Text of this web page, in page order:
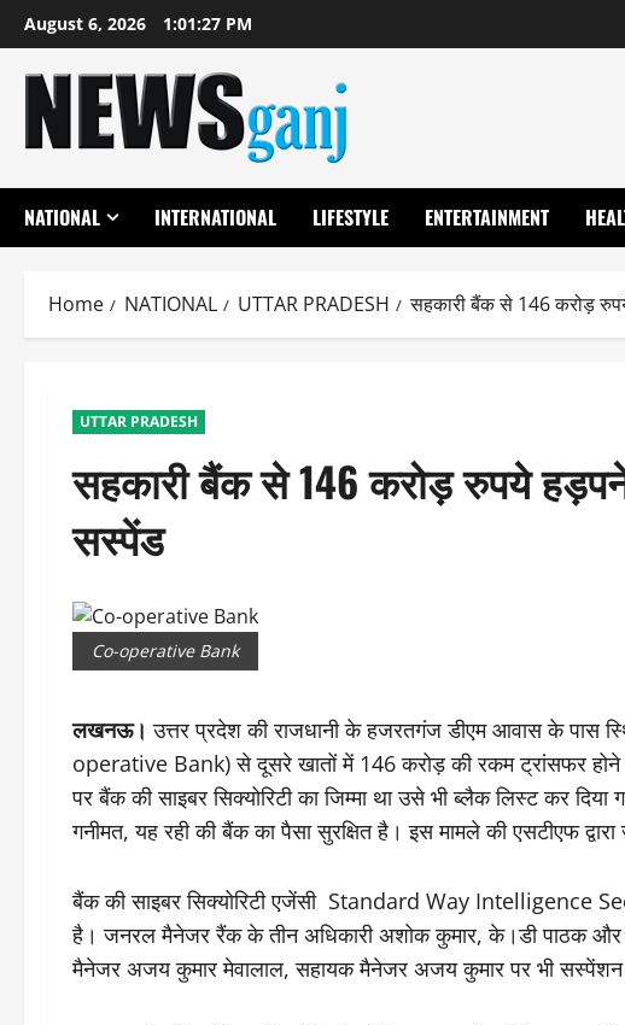
Skip
to
content
August 6, 2026 1:01:28 PM
NATIONAL INTERNATIONAL LIFESTYLE ENTERTAINMENT
Home NATIONAL UTTAR PRADESH सहकारी बैंक से 146 करोड़
UTTAR PRADESH
सहकारी बैंक से 146 करोड़ रुपये
सस्पेंड
Co-operative Bank
लखनऊ। उत्तर प्रदेश की राजधानी के हजरतगंज डीएम आवास के पास
operative Bank) से दूसरे खातों में 146 करोड़ की रकम ट्रांसफर होने
पर बैंक की साइबर सिक्योरिटी का जिम्मा था उसे भी ब्लैक लिस्ट कर
गनीमत, यह रही की बैंक का पैसा सुरक्षित है। इस मामले की एसटीएफ
बैंक की साइबर सिक्योरिटी एजेंसी Standard Way Intelligence
है। जनरल मैनेजर रैंक के तीन अधिकारी अशोक कुमार, के।डी पाठक और
मैनेजर अजय कुमार मेवालाल, सहायक मैनेजर अजय कुमार पर भी सस्पेंशन